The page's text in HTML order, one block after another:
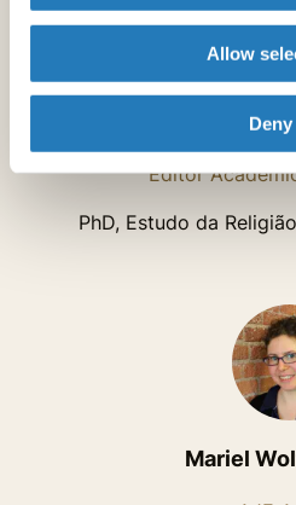
Allow
Deny
Z
Editor
PhD, Estudo da
Mariel